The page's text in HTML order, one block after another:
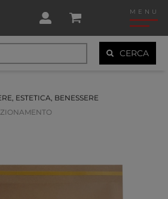
MENU
CERCA
ESTETICA, BENESSERE